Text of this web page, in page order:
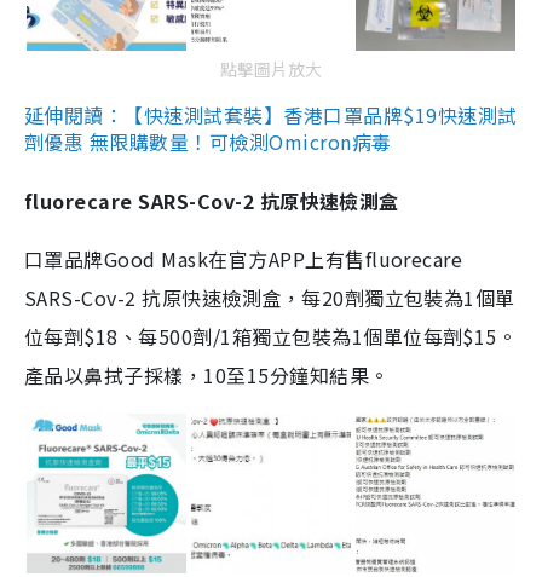
點擊圖片放大
延伸閱讀：【快速測試套裝】香港口罩品牌$19快速測試
劑優惠 無限購數量！可檢測Omicron病毒
fluorecare SARS-Cov-2 抗原快速檢測盒
口罩品牌Good Mask在官方APP上有售fluorecare
SARS-Cov-2 抗原快速檢測盒，每20劑獨立包裝為1個單
位每劑$18、每500劑/1箱獨立包裝為1個單位每劑$15。
產品以鼻拭子採樣，10至15分鐘知結果。